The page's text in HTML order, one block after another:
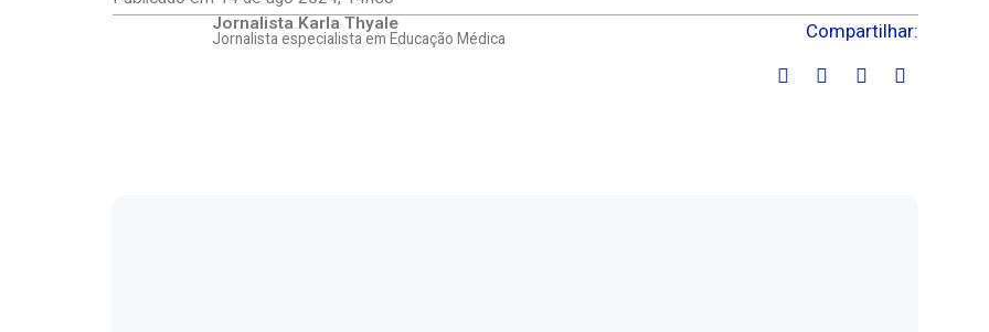
Jornalista Karla Thyale
Jornalista especialista em Educação Médica Compartilhar: